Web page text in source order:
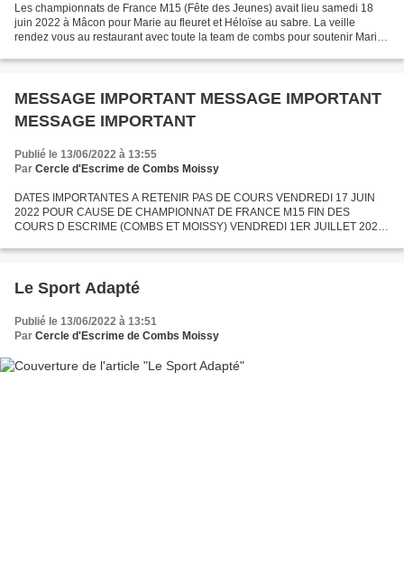
Les championnats de France M15 (Fête des Jeunes) avait lieu samedi 18
juin 2022 à Mâcon pour Marie au fleuret et Héloïse au sabre. La veille
rendez vous au restaurant avec toute la team de combs pour soutenir Marie
MESSAGE IMPORTANT MESSAGE IMPORTANT
MESSAGE IMPORTANT
Publié le 13/06/2022 à 13:55
Par Cercle d'Escrime de Combs Moissy
DATES IMPORTANTES A RETENIR PAS DE COURS VENDREDI 17 JUIN
2022 POUR CAUSE DE CHAMPIONNAT DE FRANCE M15 FIN DES
COURS D ESCRIME (COMBS ET MOISSY) VENDREDI 1ER JUILLET 2022
VESTE, SOUS CUIRASSES,...
Le Sport Adapté
Publié le 13/06/2022 à 13:51
Par Cercle d'Escrime de Combs Moissy